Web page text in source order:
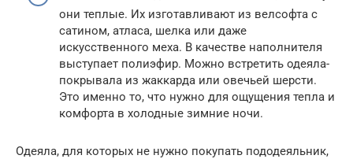
они теплые. Их изготавливают из велсофта с
сатином, атласа, шелка или даже
искусственного меха. В качестве наполнителя
выступает полиэфир. Можно встретить одеяла-
покрывала из жаккарда или овечьей шерсти.
Это именно то, что нужно для ощущения тепла и
комфорта в холодные зимние ночи.
Одеяла, для которых не нужно покупать пододеяльник,